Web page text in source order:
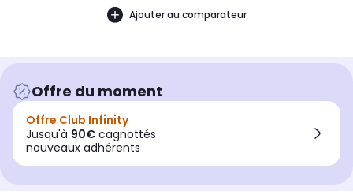
Ajouter au comparateur
Offre du moment
Offre Club Infinity
Jusqu'à 90€ cagnottés
nouveaux adhérents